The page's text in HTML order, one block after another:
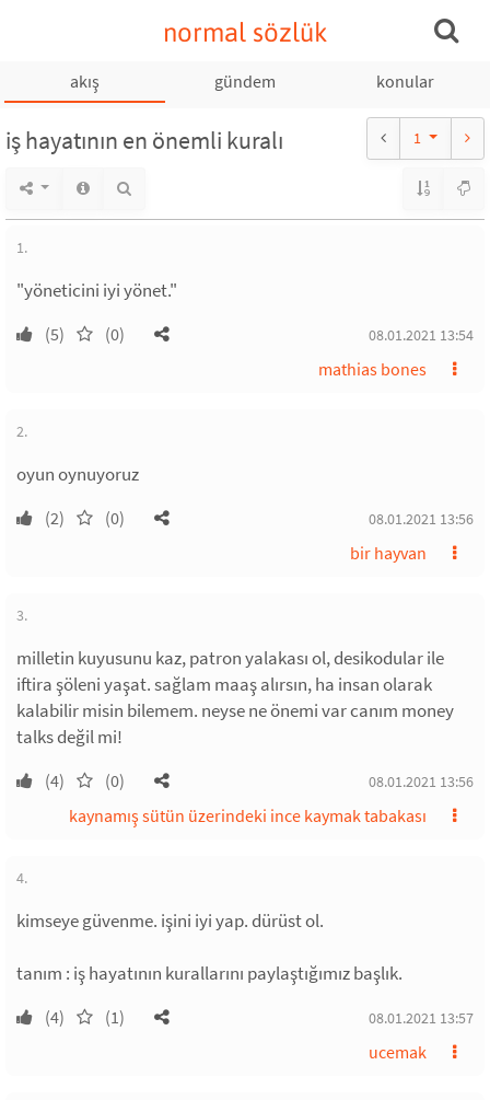
normal sözlük
akış gündem konular
iş hayatının en önemli kuralı 1
1.
"yöneticini iyi yönet."
(5) (0) 08.01.2021 13:54
mathias bones
2.
oyun oynuyoruz
(2) (0) 08.01.2021 13:56
bir hayvan
3.
milletin kuyusunu kaz, patron yalakası ol, desikodular ile
iftira şöleni yaşat. sağlam maaş alırsın, ha insan olarak
kalabilir misin bilemem. neyse ne önemi var canım money
talks değil mi!
(4) (0) 08.01.2021 13:56
kaynamış sütün üzerindeki ince kaymak tabakası
4.
kimseye güvenme. işini iyi yap. dürüst ol.
tanım : iş hayatının kurallarını paylaştığımız başlık.
(4) (1) 08.01.2021 13:57
ucemak